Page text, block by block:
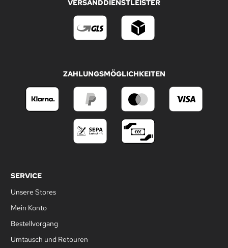
VERSANDDIENSTLEISTER
ZAHLUNGSMÖGLICHKEITEN
SERVICE
Unsere Stores
Mein Konto
Bestellvorgang
Umtausch und Retouren